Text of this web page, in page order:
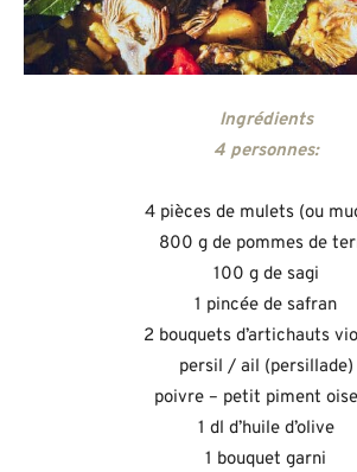
Ingrédients
4 personnes:
4 pièces de mulets (ou
800 g de pommes de
100 g de sagi
1 pincée de safran
2 bouquets d’artichauts
persil / ail (persillade)
poivre – petit piment
1 dl d’huile d’olive
1 bouquet garni